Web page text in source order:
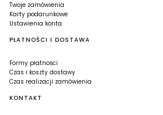
Twoje zamówienia
Karty podarunkowe
Ustawienia konta
PŁATNOŚCI I DOSTAWA
Formy płatności
Czas i koszty dostawy
Czas realizacji zamówienia
KONTAKT